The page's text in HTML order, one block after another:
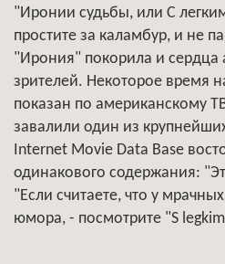
"Иронии судьбы, или С
простите за каламбур, и не
"Ирония" покорила и сердца
зрителей. Некоторое время
показан по американскому
завалили один из
Internet Movie Data Base
одинакового содержания:
"Если считаете, что у
юмора, - посмотрите "S